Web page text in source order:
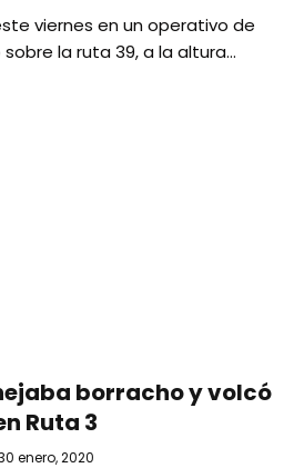
viernes en un operativo de
la ruta 39, a la altura…
borracho y volcó
Ruta 3
enero, 2020